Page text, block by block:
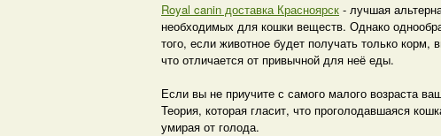
Royal canin доставка Красноярск - лучшая
необходимых для кошки веществ. Однако
того, если животное будет получать только корм,
что отличается от привычной для неё еды.
Если вы не приучите с самого малого возраста
Теория, которая гласит, что проголодавшаяся
умирая от голода.